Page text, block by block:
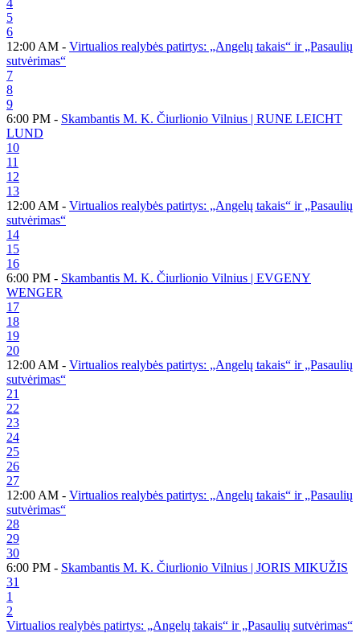
4
5
6
12:00 AM - Virtualios realybės patirtys: „Angelų takais“ ir „Pasaulių
sutvėrimas“
7
8
9
6:00 PM - Skambantis M. K. Čiurlionio Vilnius | RUNE LEICHT
LUND
10
11
12
13
12:00 AM - Virtualios realybės patirtys: „Angelų takais“ ir „Pasaulių
sutvėrimas“
14
15
16
6:00 PM - Skambantis M. K. Čiurlionio Vilnius | EVGENY
WENGER
17
18
19
20
12:00 AM - Virtualios realybės patirtys: „Angelų takais“ ir „Pasaulių
sutvėrimas“
21
22
23
24
25
26
27
12:00 AM - Virtualios realybės patirtys: „Angelų takais“ ir „Pasaulių
sutvėrimas“
28
29
30
6:00 PM - Skambantis M. K. Čiurlionio Vilnius | JORIS MIKUŽIS
31
1
2
Virtualios realybės patirtys: „Angelų takais“ ir „Pasaulių sutvėrimas“